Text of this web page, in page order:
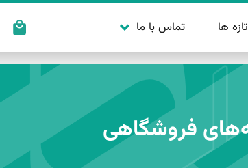
تازه ها تماس با ما